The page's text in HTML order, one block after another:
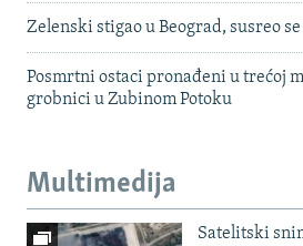
Zelenski stigao u Beograd, susreo
Posmrtni ostaci pronađeni u trećoj
grobnici u Zubinom Potoku
Multimedija
Satelitski